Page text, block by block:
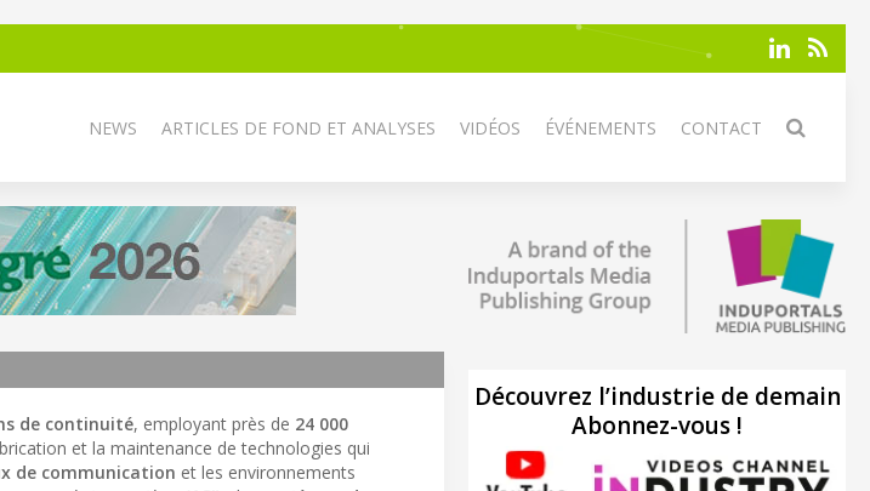
NEWS ARTICLES DE FOND ET ANALYSES VIDÉOS ÉVÉNEMENTS CONTACT
de continuité, employant près de 24 000
et la maintenance de technologies qui
de communication et les environnements
Découvrez l’industrie de demain
Abonnez-vous !